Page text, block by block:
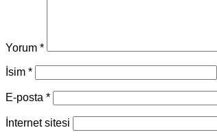
Yorum *
İsim *
E-posta *
İnternet sitesi